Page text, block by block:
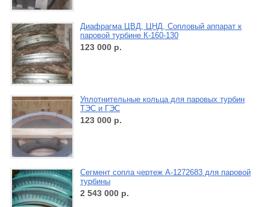
Диафрагма ЦВД, ЦНД, Сопловый аппарат к
паровой турбине К-160-130
123 000 р.
Уплотнительные кольца для паровых турбин
ТЭС и ГЭС
123 000 р.
Сегмент сопла чертеж А-1272683 для паровой
турбины
2 543 000 р.